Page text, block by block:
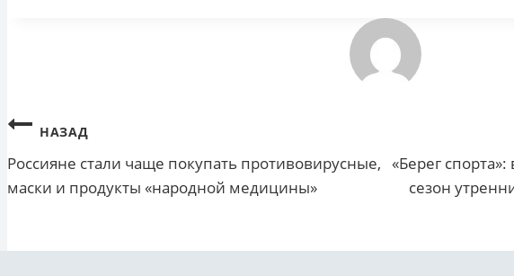
Навигация
по
НАЗАД
Россияне стали чаще покупать противовирусные,
маски и продукты «народной медицины»
«Берег
сезон